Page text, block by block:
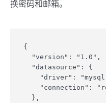
换密码和邮箱。
{
  "version": "1.0",
  "datasource": {
"driver":
"connection":
  },